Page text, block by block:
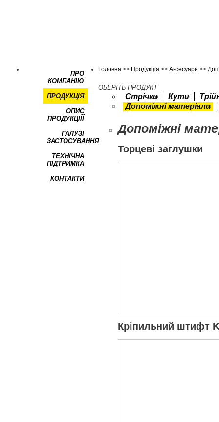
ПРО
КОМПАНІЮ
ПРОДУКЦІЯ
ОПИС
ПРОДУКЦІЇЇ
ГАЛУЗІ
ЗАСТОСУВАННЯ
ТЕХНІЧНА
ПІДТРИМКА
КОНТАКТИ
Головна >> Продукція >>Аксесуари >>
ОБЕРІТЬ ПРОДУКТ
Стрічки Кути
Допоміжні матеріали
Допоміжні
Торцеві заглушки
Кріпильний штифт